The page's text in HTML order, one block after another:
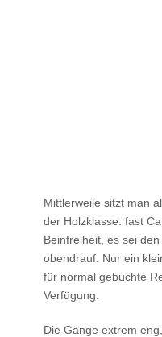
Mittlerweile sitzt man
der Holzklasse: fast
Beinfreiheit, es sei
obendrauf. Nur ein
für normal gebuchte
Verfügung.
Die Gänge extrem